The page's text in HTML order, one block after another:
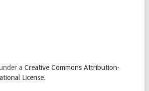
a Creative Commons Attribution-
License.